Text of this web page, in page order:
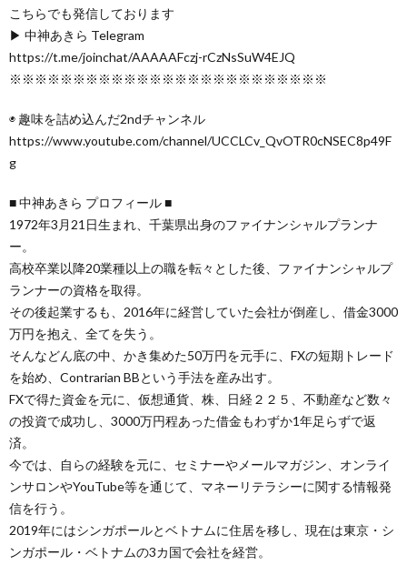
こちらでも発信しております
▶︎ 中神あきら Telegram
https://t.me/joinchat/AAAAAFczj-rCzNsSuW4EJQ
※※※※※※※※※※※※※※※※※※※※※※※※※
◉ 趣味を詰め込んだ2ndチャンネル
https://www.youtube.com/channel/UCCLCv_QvOTR0cNSEC8p49F
g
■ 中神あきら プロフィール ■
1972年3月21日生まれ、千葉県出身のファイナンシャルプランナ
ー。
高校卒業以降20業種以上の職を転々とした後、ファイナンシャルプ
ランナーの資格を取得。
その後起業するも、2016年に経営していた会社が倒産し、借金3000
万円を抱え、全てを失う。
そんなどん底の中、かき集めた50万円を元手に、FXの短期トレード
を始め、Contrarian BBという手法を産み出す。
FXで得た資金を元に、仮想通貨、株、日経２２５、不動産など数々
の投資で成功し、3000万円程あった借金もわずか1年足らずで返
済。
今では、自らの経験を元に、セミナーやメールマガジン、オンライ
ンサロンやYouTube等を通じて、マネーリテラシーに関する情報発
信を行う。
2019年にはシンガポールとベトナムに住居を移し、現在は東京・シ
ンガポール・ベトナムの3カ国で会社を経営。